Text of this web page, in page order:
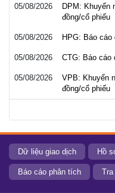
05/08/2026
DPM: Khuyến
đồng/cổ phiếu
05/08/2026 HPG: Báo cáo
05/08/2026 CTG: Báo cáo
05/08/2026
VPB: Khuyến
đồng/cổ phiếu
Dữ liệu giao dịch Hồ
Báo cáo phân tích